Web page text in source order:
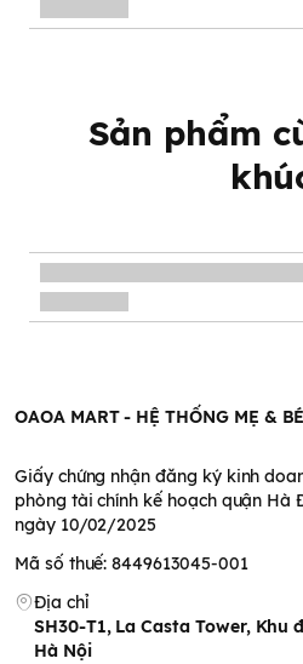
Sản phẩm
OAOA MART - HỆ THỐNG MẸ & BÉ
Giấy chứng nhận đăng ký kinh
phòng tài chính kế hoạch quận
ngày 10/02/2025
Mã số thuế: 8449613045-001
Địa chỉ
SH30-T1, La Casta Tower, Khu
Hà Nội